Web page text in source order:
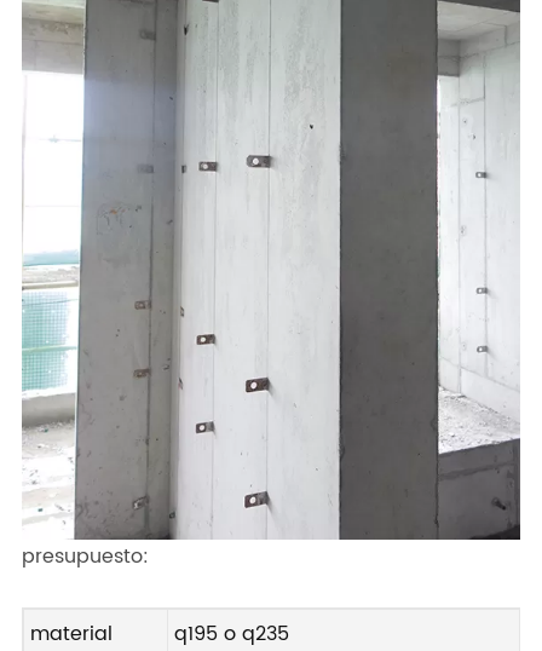
presupuesto:
material
q195 o q235